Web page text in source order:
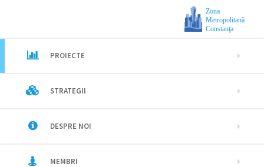
Zona
Metropolitanã
Constanţa
PROIECTE
STRATEGII
DESPRE NOI
MEMBRI